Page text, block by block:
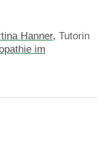
Hanner, Tutorin
im